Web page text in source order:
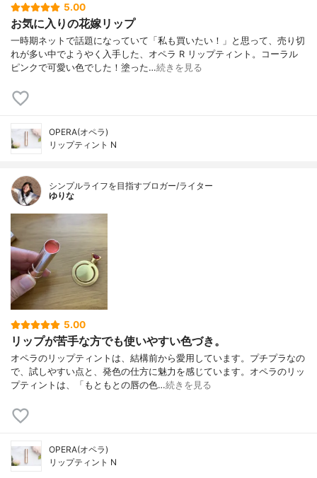
5.00
お気に入りの花嫁リップ
一時期ネットで話題になっていて「私も買いたい！」と思って、売り切
れが多い中でようやく入手した、オペラ R リップティント。コーラル
ピンクで可愛い色でした！塗った…続きを見る
OPERA(オペラ)
リップティント N
シンプルライフを目指すブロガー/ライター
ゆりな
5.00
リップが苦手な方でも使いやすい色づき。
オペラのリップティントは、結構前から愛用しています。プチプラなの
で、試しやすい点と、発色の仕方に魅力を感じています。オペラのリッ
プティントは、「もともとの唇の色…続きを見る
OPERA(オペラ)
リップティント N